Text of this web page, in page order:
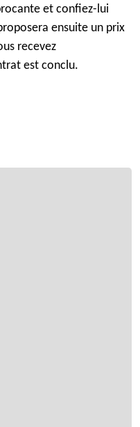
et confiez-lui
ensuite un prix
recevez
est conclu.